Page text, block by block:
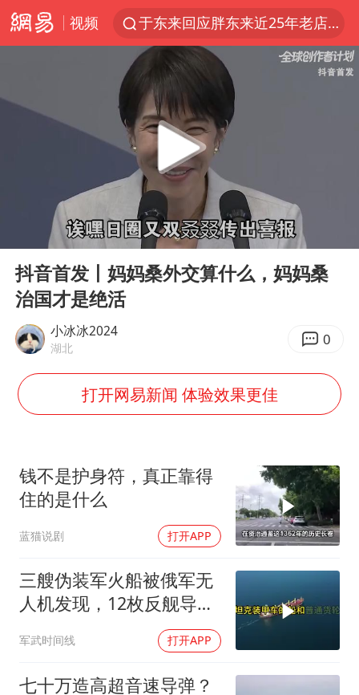
视频
于东来回应胖东来近25年老店年底关闭
《披荆斩棘2026》阵容官宣
白海豚北上或致京津冀暴雨
美将每月供乌爱国者拦截导弹
《龙餐馆》 冲奖
新疆一婚礼线上邀请引热议
云南一男子胃中取出180颗铁钉
景区回应“麦积山石窟看完需2000元”
以军士兵把枪口对准中国记者
奋力开创中国式现代化建设新局面
Play
00:00 12:02
抖音首发丨妈妈桑外交算什么，妈妈桑
治国才是绝活
小冰冰2024
湖北 0
打开网易新闻 体验效果更佳
钱不是护身符，真正靠得
住的是什么
蓝猫说剧 打开APP
三艘伪装军火船被俄军无
人机发现，12枚反舰导弹
送入海底，乌军后勤命脉
遭重锤
军武时间线 打开APP
七十万造高超音速导弹？